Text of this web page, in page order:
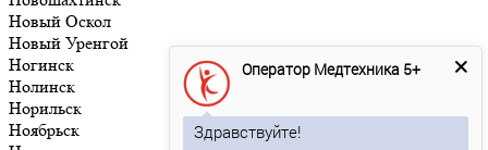
Новый Оскол
Новый Уренгой
Ногинск
Нолинск
Норильск
Ноябрьск
Оператор Медтехника 5+
Здравствуйте!